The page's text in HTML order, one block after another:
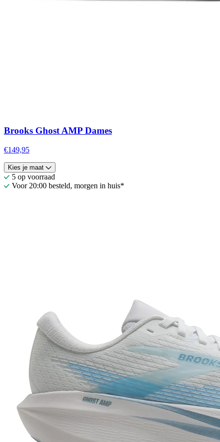
Brooks Ghost AMP Dames
€149,95
Kies je maat
5 op voorraad
Voor 20:00 besteld, morgen in huis*